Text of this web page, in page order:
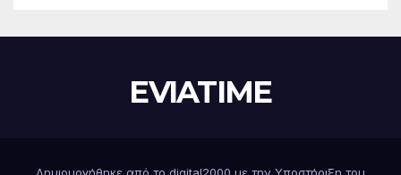
EVIATIME
Δημιουργήθηκε από το digital2000 με την Υποστήριξη του